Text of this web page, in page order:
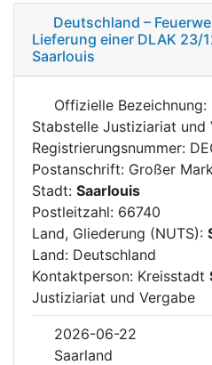
Deutschland –
Lieferung einer DLAK 23/
Saarlouis
Offizielle Bezeichnung:
Stabstelle Justiziariat und
Registrierungsnummer:
Postanschrift: Großer
Stadt: Saarlouis
Postleitzahl: 66740
Land, Gliederung (NUTS):
Land: Deutschland
Kontaktperson: Kreisstadt
Justiziariat und Vergabe
2026-06-22
Saarland